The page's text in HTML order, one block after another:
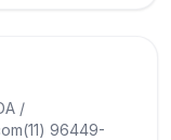
/
96449-